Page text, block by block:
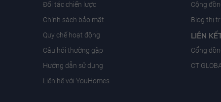
Đối tác chiến lược
Chính sách bảo mật
Quy chế hoạt động
Câu hỏi thường gặp
Hướng dẫn sử dụng
Liên hệ với YouHomes
Cộng
Blog thị
LIÊN
Cổng
CT